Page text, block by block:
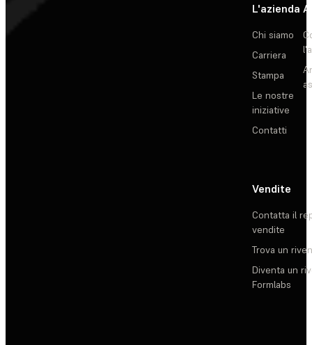
L'azienda
Chi siamo
Carriera
Stampa
Le nostre
iniziative
Contatti
Vendite
Contatta il
vendite
Trova un
Diventa un
Formlabs